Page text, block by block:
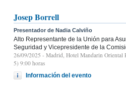
Josep Borrell
Presentador de Nadia Calviño
Alto Representante de la Unión para
Seguridad y Vicepresidente de la
26/09/2025 - Madrid, Hotel Mandarin Oriental
5) 9:00 horas
Información del evento